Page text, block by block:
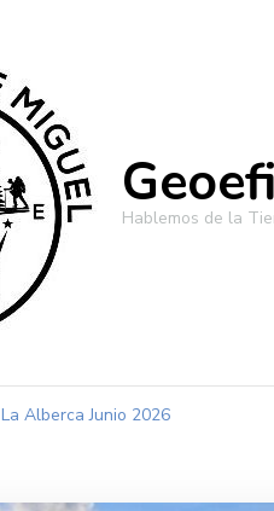
Hablemos de la
La Alberca Junio 2026